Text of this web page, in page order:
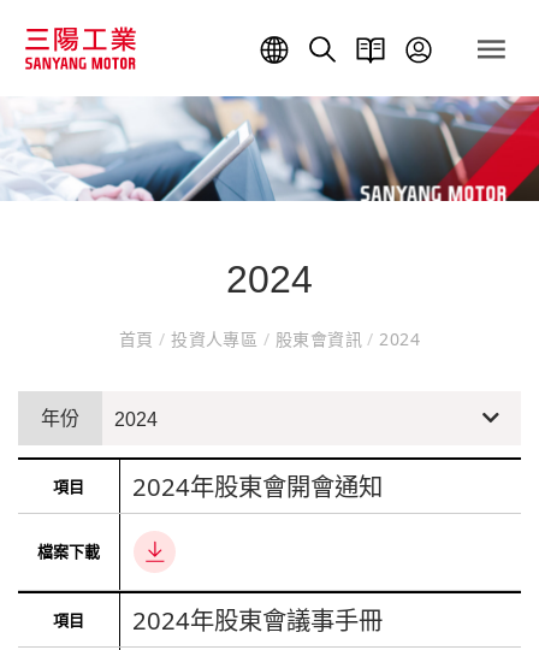
2024
首頁 / 投資人專區 / 股東會資訊 / 2024
年份 2024
2024年股東會開會通知
2024年股東會議事手冊